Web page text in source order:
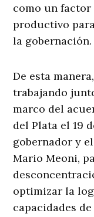
como un
productivo
la gobernación.
De esta
trabajando
marco del
del Plata el 19
gobernador y
Mario Meoni,
optimizar la
capacidades